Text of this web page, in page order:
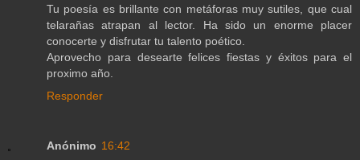
Tu poesía es brillante con metáforas muy sutiles, que cual
telarañas atrapan al lector. Ha sido un enorme placer
conocerte y disfrutar tu talento poético.
Aprovecho para desearte felices fiestas y éxitos para el
proximo año.
Responder
Anónimo 16:42